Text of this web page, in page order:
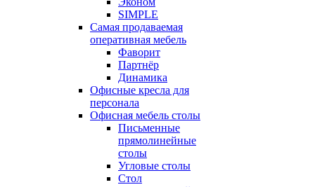
SIMPLE
Самая продаваемая
оперативная мебель
Фаворит
Партнёр
Динамика
Офисные кресла для
персонала
Офисная мебель столы
Письменные
прямолинейные
столы
Угловые столы
Стол